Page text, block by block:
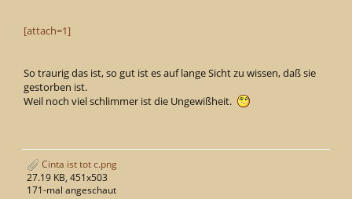
[attach=1]
So traurig das ist, so gut ist es auf lange Sicht zu wissen, daß sie
gestorben ist.
Weil noch viel schlimmer ist die Ungewißheit.
Cinta ist tot c.png
27.19 KB, 451x503
171-mal angeschaut